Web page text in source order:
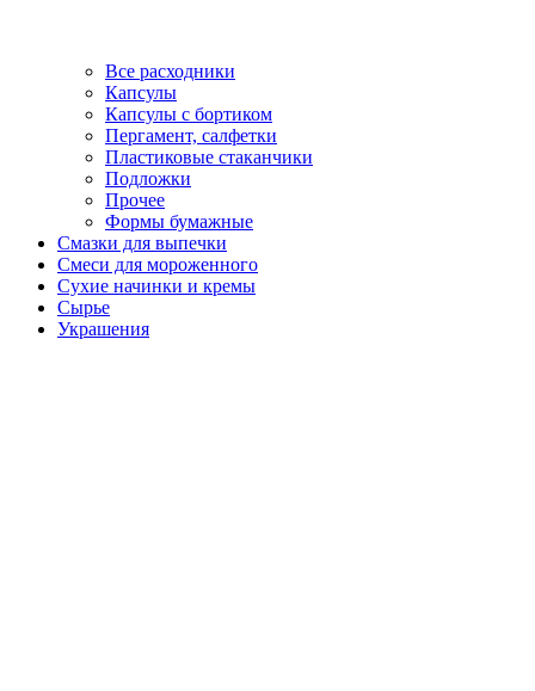
Все расходники
Капсулы
Капсулы с бортиком
Пергамент, салфетки
Пластиковые стаканчики
Подложки
Прочее
Формы бумажные
Смазки для выпечки
Смеси для мороженного
Сухие начинки и кремы
Сырье
Украшения